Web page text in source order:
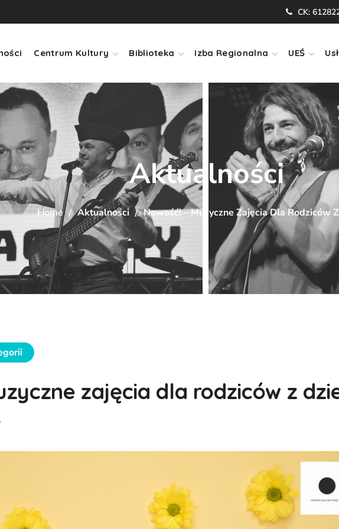
CK:
Centrum Kultury Biblioteka Izba Regionalna UEŚ
Aktualności
Home Aktualności Nowość! – Muzyczne Zajęcia Dla Rodziców
zajęcia dla rodziców z